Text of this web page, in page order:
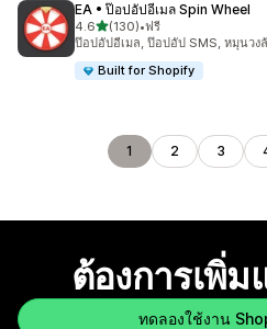
EA • ป๊อปอัปอีเมล Spin Wheel
4.6เต็ม 5 ดาว
(130)
ทั้งหมด 130 รีวิว
•ฟรี
ป๊อปอัปอีเมล, ป๊อปอัป SMS, หมุนวง
Built for Shopify
1 2 3
ต้องการเพิ่
ทดลองใช้งาน